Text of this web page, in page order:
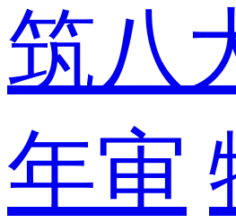
筑八
年审